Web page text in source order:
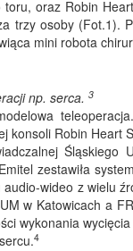
toru, oraz Robin
trzy osoby (Fot.1).
mini robota
np. serca. 3
konsoli Robin Heart
Śląskiego
zestawiła
wideo z wielu
w Katowicach a
wykonania
4